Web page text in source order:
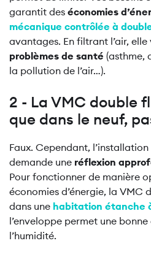
garantit des économies
mécanique contrôlée à
avantages. En filtrant l’air,
problèmes de santé (asthme,
la pollution de l’air…).
2 - La VMC double
que dans le neuf,
Faux. Cependant, l’installation
demande une réflexion
Pour fonctionner de manière
économies d’énergie, la VMC
dans une habitation étanche
l’enveloppe permet une
l’humidité.